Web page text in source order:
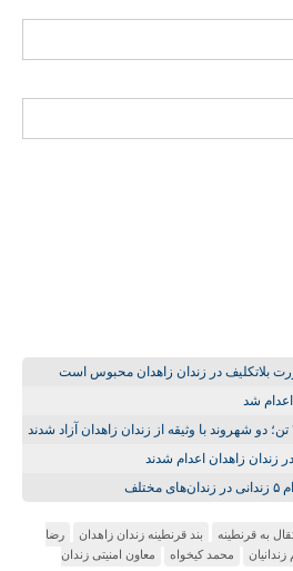
بلاتکلیف در زندان زاهدان محبوس است
شد
به قرنطینه بند قرنطینه زندان زاهدان
رضا
محمد کیخواه
معاون امنیتی زندان